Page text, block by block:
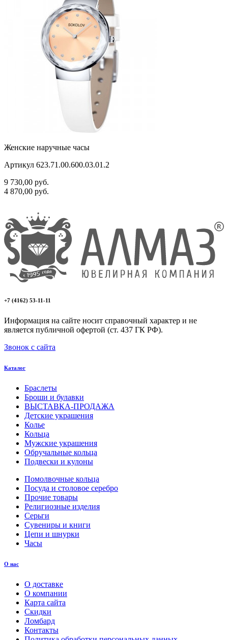
Женские наручные часы
Артикул 623.71.00.600.03.01.2
9 730,00 руб.
4 870,00 руб.
+7 (4162) 53-11-11
Информация на сайте носит справочный характер и не
является публичной офертой (ст. 437 ГК РФ).
Звонок с сайта
Каталог
Браслеты
Броши и булавки
ВЫСТАВКА-ПРОДАЖА
Детские украшения
Колье
Кольца
Мужские украшения
Обручальные кольца
Подвески и кулоны
Помолвочные кольца
Посуда и столовое серебро
Прочие товары
Религиозные изделия
Серьги
Сувениры и книги
Цепи и шнурки
Часы
О нас
О доставке
О компании
Карта сайта
Скидки
Ломбард
Контакты